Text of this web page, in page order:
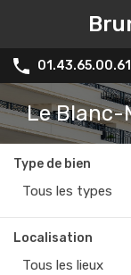
01.43.65.00.61
Le Blanc-
Type de bien
Tous les types
Localisation
Tous les lieux